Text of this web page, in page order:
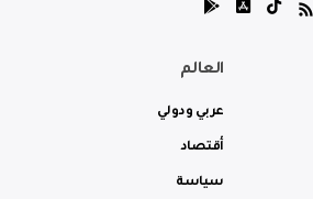
العالم
عربي ودولي
أقتصاد
سياسة